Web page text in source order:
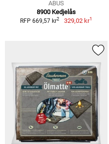
ABUS
8900 Kedjelås
RFP 669,57 kr2 329,02 kr1